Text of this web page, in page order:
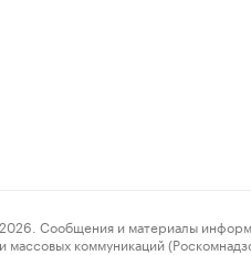
и материалы
коммуникаций